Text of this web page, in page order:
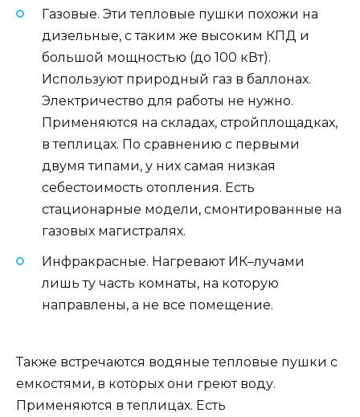
Газовые. Эти тепловые пушки похожи на
дизельные, с таким же высоким КПД и
большой мощностью (до 100 кВт).
Используют природный газ в баллонах.
Электричество для работы не нужно.
Применяются на складах, стройплощадках,
в теплицах. По сравнению с первыми
двумя типами, у них самая низкая
себестоимость отопления. Есть
стационарные модели, смонтированные на
газовых магистралях.
Инфракрасные. Нагревают ИК–лучами
лишь ту часть комнаты, на которую
направлены, а не все помещение.
Также встречаются водяные тепловые пушки с
емкостями, в которых они греют воду.
Применяются в теплицах. Есть